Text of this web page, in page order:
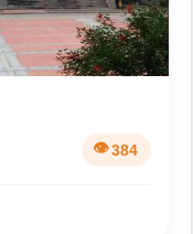
384